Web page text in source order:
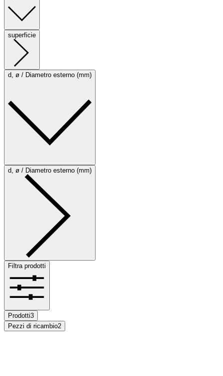
superficie
d, ø / Diametro esterno (mm)
d, ø / Diametro esterno (mm)
Filtra prodotti
Prodotti3
Pezzi di ricambio2